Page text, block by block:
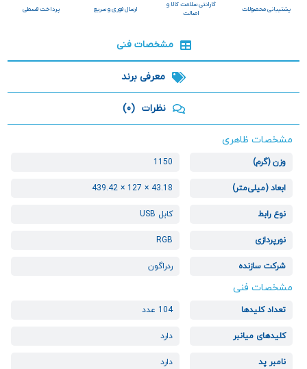
پشتیبانی محصولات
گارانتی سلامت کالا و
اصالت
ارسال فوری و سریع پرداخت قسطی
مشخصات فنی
معرفی برند
نظرات (0)
مشخصات ظاهری
وزن (گرم) 1150
ابعاد (میلی‌متر) 43.18 × 127 × 439.42
نوع رابط کابل USB
نورپردازی RGB
شرکت سازنده ردراگون
مشخصات فنی
تعداد کلیدها 104 عدد
کلیدهای میانبر دارد
نامبر پد دارد